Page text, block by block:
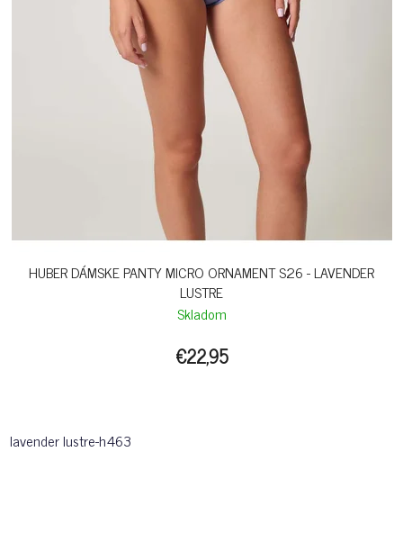
HUBER DÁMSKE PANTY MICRO ORNAMENT S26 - LAVENDER
LUSTRE
Skladom
€22,95
lavender lustre-h463